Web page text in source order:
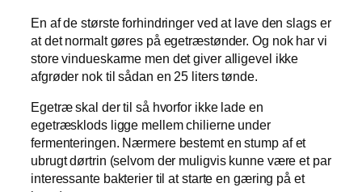
En af de største forhindringer ved at lave den slags er
at det normalt gøres på egetræstønder. Og nok har vi
store vindueskarme men det giver alligevel ikke
afgrøder nok til sådan en 25 liters tønde.
Egetræ skal der til så hvorfor ikke lade en
egetræsklods ligge mellem chilierne under
fermenteringen. Nærmere bestemt en stump af et
ubrugt dørtrin (selvom der muligvis kunne være et par
interessante bakterier til at starte en gæring på et